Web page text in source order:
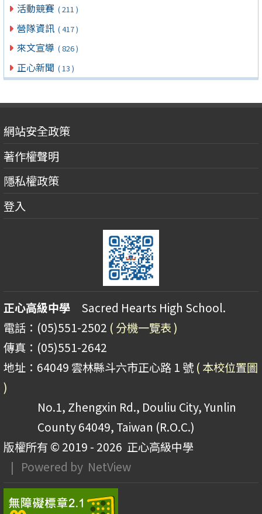
活動競賽 ( 211 )
營隊資訊 ( 417 )
來文宣導 ( 826 )
正心新聞 ( 13 )
網站安全政策
著作權聲明
隱私權政策
登入
正心高級中學 Sacred Hearts High School.
電話：(05)551-2502 ( 分機一覽表 )
傳真：(05)551-2642
地址：64049 雲林縣斗六市正心路 1 號 ( 本校位置圖
)
No.1, Zhengxin Rd., Douliu City, Yunlin
County 64049, Taiwan (R.O.C.)
版權所有 © 2019 - 2026 正心高級中學
| Powered by NetView